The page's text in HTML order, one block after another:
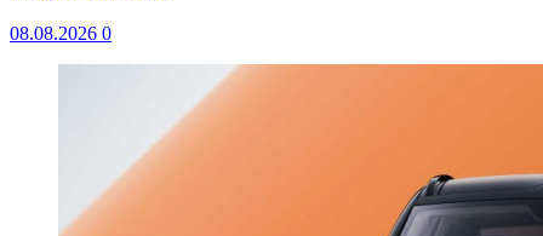
08.08.2026 0